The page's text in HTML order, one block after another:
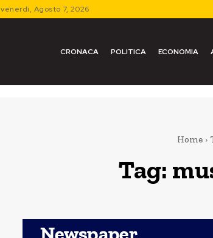
venerdì, Agosto 7, 2026
CRONACA POLITICA ECONOMIA
Home
Tag: